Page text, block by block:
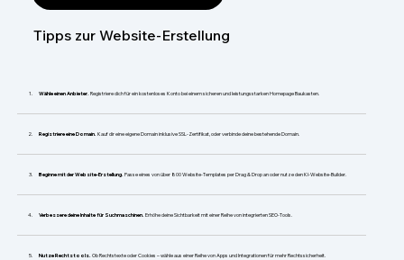
Tipps zur Website-Erstellung
Wähle einen Anbieter. Registriere dich für ein kostenloses Konto bei einem sicheren und leistungsstarken Homepage Baukasten.
Registriere eine Domain. Kauf dir eine eigene Domain inklusive SSL-Zertifikat, oder verbinde deine bestehende Domain.
Beginne mit der Website-Erstellung. Passe eines von über 800 Website-Templates per Drag & Drop an oder nutze den KI-Website-Builder.
​Verbessere deine Inhalte für Suchmaschinen. Erhöhe deine Sichtbarkeit mit einer Reihe von integrierten SEO-Tools.
Nutze Rechtstools. Ob Rechtstexte oder Cookies – wähle aus einer Reihe von Apps und Integrationen für mehr Rechtssicherheit.